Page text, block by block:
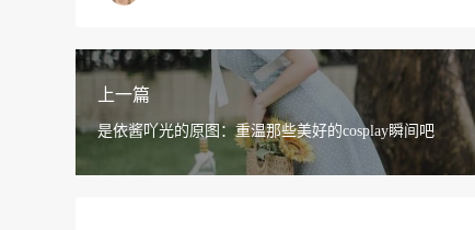
上一篇
是依酱吖光的原图：重温那些美好的cosplay瞬间吧